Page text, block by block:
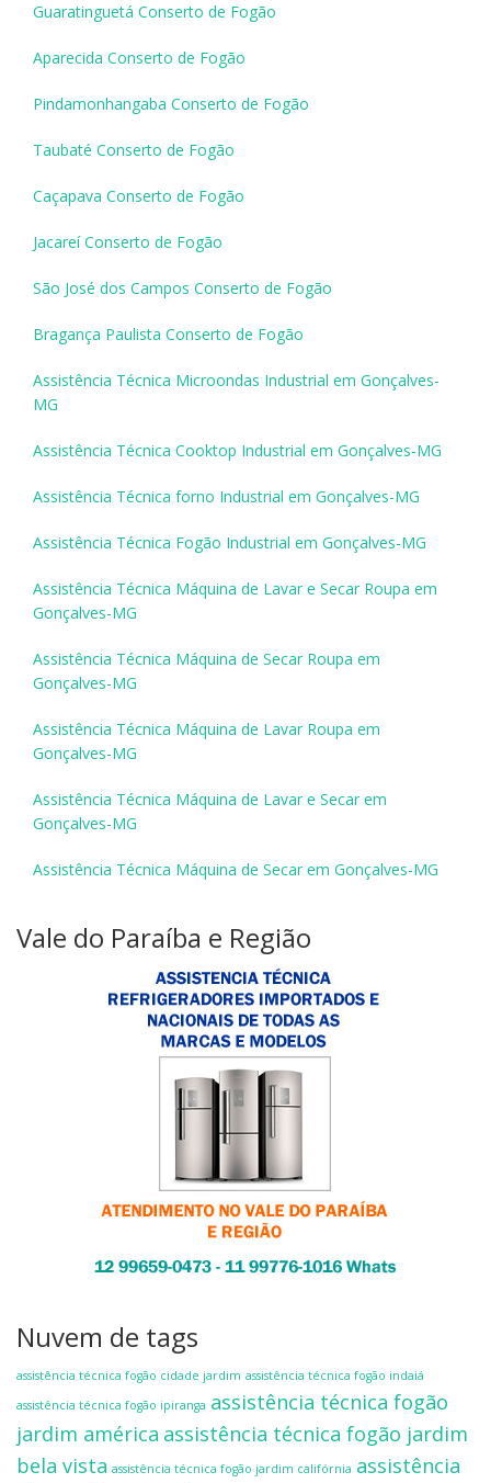
Guaratinguetá Conserto de Fogão
Aparecida Conserto de Fogão
Pindamonhangaba Conserto de Fogão
Taubaté Conserto de Fogão
Caçapava Conserto de Fogão
Jacareí Conserto de Fogão
São José dos Campos Conserto de Fogão
Bragança Paulista Conserto de Fogão
Assistência Técnica Microondas Industrial em Gonçalves-
MG
Assistência Técnica Cooktop Industrial em Gonçalves-MG
Assistência Técnica forno Industrial em Gonçalves-MG
Assistência Técnica Fogão Industrial em Gonçalves-MG
Assistência Técnica Máquina de Lavar e Secar Roupa em
Gonçalves-MG
Assistência Técnica Máquina de Secar Roupa em
Gonçalves-MG
Assistência Técnica Máquina de Lavar Roupa em
Gonçalves-MG
Assistência Técnica Máquina de Lavar e Secar em
Gonçalves-MG
Assistência Técnica Máquina de Secar em Gonçalves-MG
Vale do Paraíba e Região
Nuvem de tags
assistência técnica fogão cidade jardim assistência técnica fogão indaiá
assistência técnica fogão ipiranga assistência técnica fogão
jardim américa assistência técnica fogão jardim
bela vista assistência técnica fogão jardim califórnia assistência